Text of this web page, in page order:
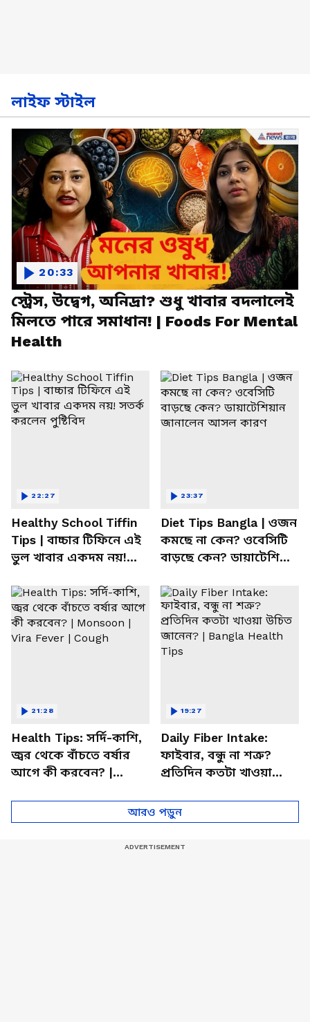
লাইফ স্টাইল
স্ট্রেস, উদ্বেগ, অনিদ্রা? শুধু খাবার বদলালেই
মিলতে পারে সমাধান! | Foods For Mental
Health
20:33
Healthy School Tiffin
Tips | বাচ্চার টিফিনে এই
ভুল খাবার একদম নয়!
22:27
Diet Tips Bangla | ওজন
কমছে না কেন? ওবেসিটি
বাড়ছে কেন? ডায়াটেশিয়ান
23:37
Health Tips: সর্দি-কাশি,
জ্বর থেকে বাঁচতে বর্ষার
আগে কী করবেন? |
21:28
Daily Fiber Intake:
ফাইবার, বন্ধু না শত্রু?
প্রতিদিন কতটা খাওয়া
Health Tips
19:27
আরও পড়ুন